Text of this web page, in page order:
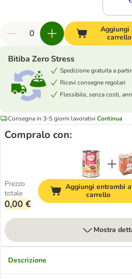
Aggiungi
carrello
Bitiba Zero Stress
Spedizione gratuita a
Ricevi consegne regolari
Flessibile, senza costi,
Consegna in 3-5 giorni lavorativi Continua
Compralo con:
Prezzo
totale
0,00 €
Aggiungi entrambi a
carrello
Mostra
Descrizione